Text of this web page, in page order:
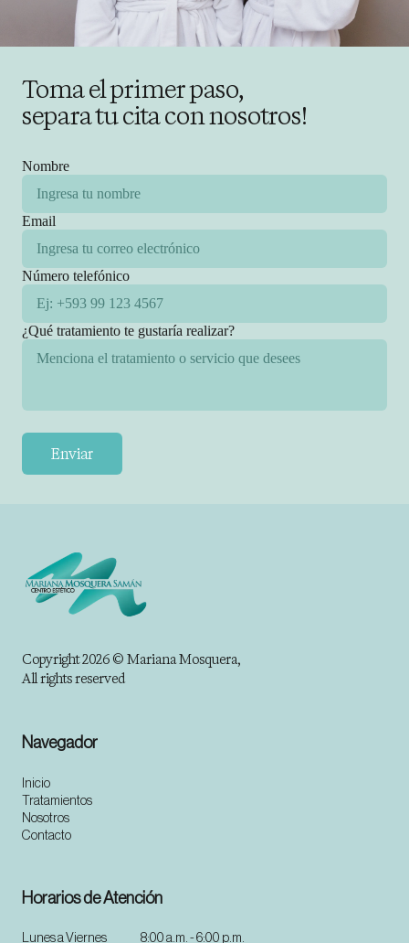
Toma el primer paso,
separa tu cita con nosotros!
Nombre
Email
Número telefónico
¿Qué tratamiento te gustaría realizar?
Enviar
Copyright 2026 © Mariana Mosquera,
All rights reserved
Navegador
Inicio
Tratamientos
Nosotros
Contacto
Horarios de Atención
Lunes a Viernes 8:00 a.m. - 6:00 p.m.